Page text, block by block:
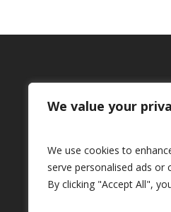
We value your
We use cookies to
serve personalised ads or
By clicking "Accept All",
Plan de